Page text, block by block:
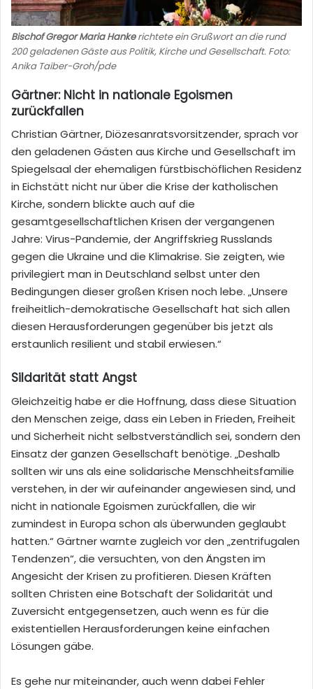
Bischof Gregor Maria Hankerichtete ein Grußwort an die rund
200 geladenen Gäste aus Politik, Kirche und Gesellschaft. Foto:
Anika Taiber-Groh/pde
Gärtner: Nicht in nationale Egoismen
zurückfallen
Christian Gärtner, Diözesanratsvorsitzender, sprach vor
den geladenen Gästen aus Kirche und Gesellschaft im
Spiegelsaal der ehemaligen fürstbischöflichen Residenz
in Eichstätt nicht nur über die Krise der katholischen
Kirche, sondern blickte auch auf die
gesamtgesellschaftlichen Krisen der vergangenen
Jahre: Virus-Pandemie, der Angriffskrieg Russlands
gegen die Ukraine und die Klimakrise. Sie zeigten, wie
privilegiert man in Deutschland selbst unter den
Bedingungen dieser großen Krisen noch lebe. „Unsere
freiheitlich-demokratische Gesellschaft hat sich allen
diesen Herausforderungen gegenüber bis jetzt als
erstaunlich resilient und stabil erwiesen.“
Sildarität statt Angst
Gleichzeitig habe er die Hoffnung, dass diese Situation
den Menschen zeige, dass ein Leben in Frieden, Freiheit
und Sicherheit nicht selbstverständlich sei, sondern den
Einsatz der ganzen Gesellschaft benötige. „Deshalb
sollten wir uns als eine solidarische Menschheitsfamilie
verstehen, in der wir aufeinander angewiesen sind, und
nicht in nationale Egoismen zurückfallen, die wir
zumindest in Europa schon als überwunden geglaubt
hatten.“ Gärtner warnte zugleich vor den „zentrifugalen
Tendenzen“, die versuchten, von den Ängsten im
Angesicht der Krisen zu profitieren. Diesen Kräften
sollten Christen eine Botschaft der Solidarität und
Zuversicht entgegensetzen, auch wenn es für die
existentiellen Herausforderungen keine einfachen
Lösungen gäbe.
Es gehe nur miteinander, auch wenn dabei Fehler